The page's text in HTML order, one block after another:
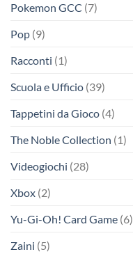
Pokemon GCC (7)
Pop (9)
Racconti (1)
Scuola e Ufficio (39)
Tappetini da Gioco (4)
The Noble Collection (1)
Videogiochi (28)
Xbox (2)
Yu-Gi-Oh! Card Game (6)
Zaini (5)